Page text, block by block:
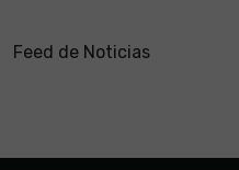
Feed de Noticias